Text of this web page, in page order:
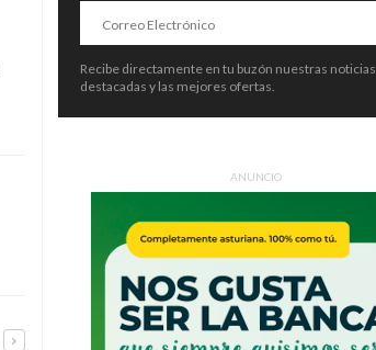
Recibe directamente en tu buzón nuestras noticias
destacadas y las mejores ofertas.
ANUNCIO